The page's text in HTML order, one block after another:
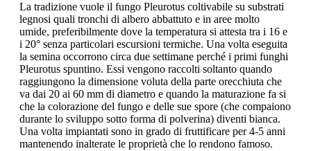
La tradizione vuole il fungo Pleurotus coltivabile su substrati
legnosi quali tronchi di albero abbattuto e in aree molto
umide, preferibilmente dove la temperatura si attesta tra i 16 e
i 20° senza particolari escursioni termiche. Una volta eseguita
la semina occorrono circa due settimane perché i primi funghi
Pleurotus spuntino. Essi vengono raccolti soltanto quando
raggiungono la dimensione voluta della parte orecchiuta che
va dai 20 ai 60 mm di diametro e quando la maturazione fa si
che la colorazione del fungo e delle sue spore (che compaiono
durante lo sviluppo sotto forma di polverina) diventi bianca.
Una volta impiantati sono in grado di fruttificare per 4-5 anni
mantenendo inalterate le proprietà che lo rendono famoso.